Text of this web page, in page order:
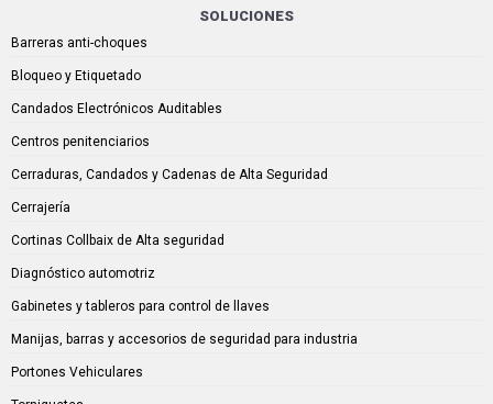
SOLUCIONES
Barreras anti-choques
Bloqueo y Etiquetado
Candados Electrónicos Auditables
Centros penitenciarios
Cerraduras, Candados y Cadenas de Alta Seguridad
Cerrajería
Cortinas Collbaix de Alta seguridad
Diagnóstico automotriz
Gabinetes y tableros para control de llaves
Manijas, barras y accesorios de seguridad para industria
Portones Vehiculares